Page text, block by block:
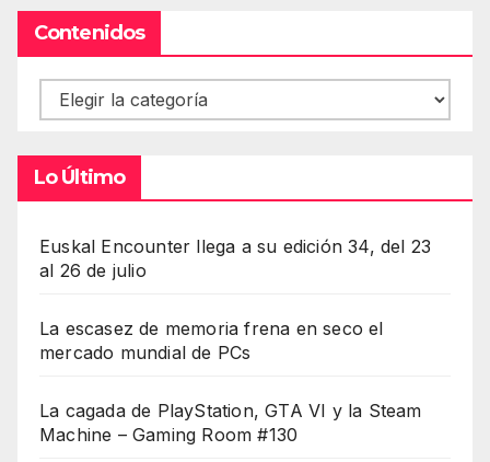
Contenidos
Contenidos
Lo Último
Euskal Encounter llega a su edición 34, del 23
al 26 de julio
La escasez de memoria frena en seco el
mercado mundial de PCs
La cagada de PlayStation, GTA VI y la Steam
Machine – Gaming Room #130